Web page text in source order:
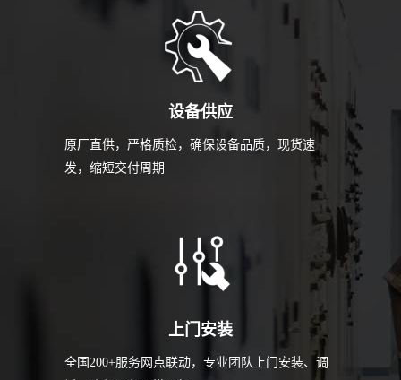
设备供应
原厂直供，严格质检，确保设备品质，现货速
发，缩短交付周期
上门安装
全国200+服务网点联动，专业团队上门安装、调